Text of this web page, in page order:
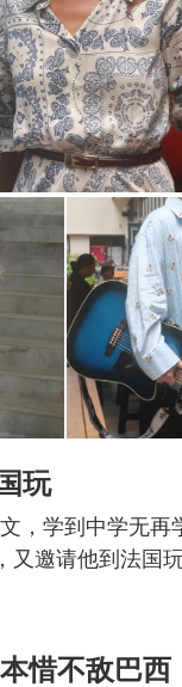
玩
，学到中学无
又邀请他到法国
惜不敌巴西